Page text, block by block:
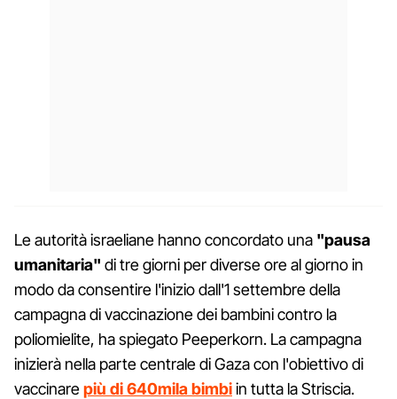
Le autorità israeliane hanno concordato una "pausa
umanitaria" di tre giorni per diverse ore al giorno in
modo da consentire l'inizio dall'1 settembre della
campagna di vaccinazione dei bambini contro la
poliomielite, ha spiegato Peeperkorn. La campagna
inizierà nella parte centrale di Gaza con l'obiettivo di
vaccinarepiù di 640mila bimbiin tutta la Striscia.